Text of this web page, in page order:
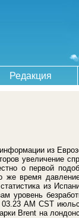
Редакция
из
увеличение
о первой
же время
из
уровень
АM CST
Brent на